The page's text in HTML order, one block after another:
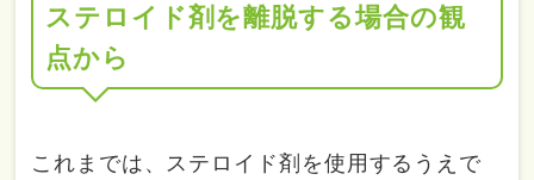
ステロイド剤を離脱する場合の観
点から
これまでは、ステロイド剤を使用するうえで